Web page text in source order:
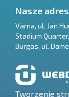
$
Nasze
Varna, ul. Jan
Stadium
Burgas, ul.
Tworzenie